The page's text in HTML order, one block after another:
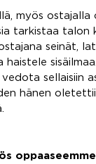
myös ostajalla
tarkistaa talon
ostajana seinät,
haistele
sellaisiin
hänen